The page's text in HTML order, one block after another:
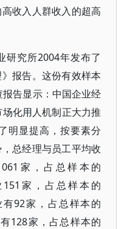
收入人群收入的超高
研究所2004年发布了
报告。这份有效样本
告显示：中国企业经
化用人机制正大力推
明显提高，按要素分
总经理与员工平均收
家，占总样本的
151家，占总样本的
有92家，占总样本的
128家，占总样本的